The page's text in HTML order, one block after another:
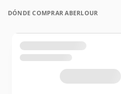
DÓNDE COMPRAR ABERLOUR